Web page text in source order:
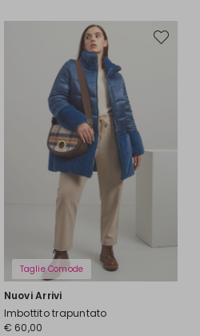
Taglie Comode
Nuovi Arrivi
Imbottito trapuntato
€ 60,00
Sposta